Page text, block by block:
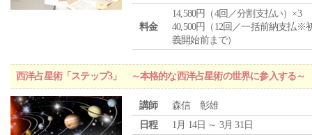
料金
14,580円（4回／分割支払い）×3
40,500円（12回／一括前納支払※
義開始前まで）
西洋占星術「ステップ3」 ～本格的な西洋占星術の世界に参入する～
講師
森信 彰雄
日程
1月 14日 ～ 3月 31日